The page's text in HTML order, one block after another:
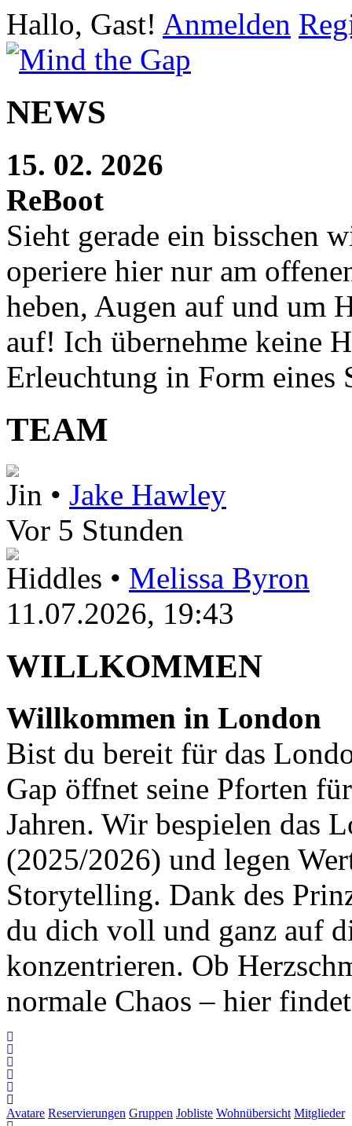
Hallo, Gast! Anmelden
NEWS
15. 02. 2026
ReBoot
Sieht gerade ein bisschen
operiere hier nur am
heben, Augen auf und um
auf! Ich übernehme keine
Erleuchtung in Form eines
TEAM
Jin • Jake Hawley
Vor 5 Stunden
Hiddles • Melissa Byron
11.07.2026, 19:43
WILLKOMMEN
Willkommen in London
Bist du bereit für das
Gap öffnet seine Pforten
Jahren. Wir bespielen das
(2025/2026) und legen
Storytelling. Dank des
du dich voll und ganz auf
konzentrieren. Ob
normale Chaos – hier
Avatare Reservierungen Gruppen Jobliste Wohnübersicht Mitglieder